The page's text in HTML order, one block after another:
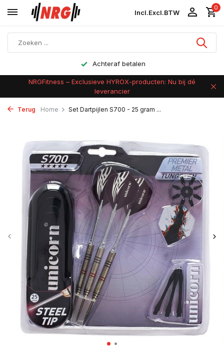
Incl.Excl.BTW
0
Achteraf betalen
NRGFitness – Exclusieve HYROX-producten: Nu bij dé
leverancier
Terug Home Set Dartpijlen S700 - 25 gram ...